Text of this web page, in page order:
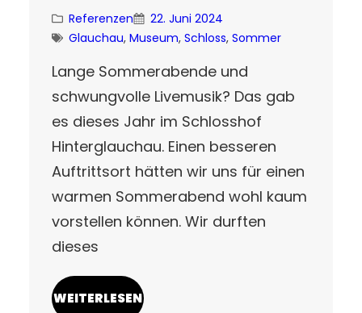
Referenzen
22. Juni 2024
Glauchau, Museum, Schloss, Sommer
Lange Sommerabende und
schwungvolle Livemusik? Das gab
es dieses Jahr im Schlosshof
Hinterglauchau. Einen besseren
Auftrittsort hätten wir uns für einen
warmen Sommerabend wohl kaum
vorstellen können. Wir durften
dieses
WEITERLESEN